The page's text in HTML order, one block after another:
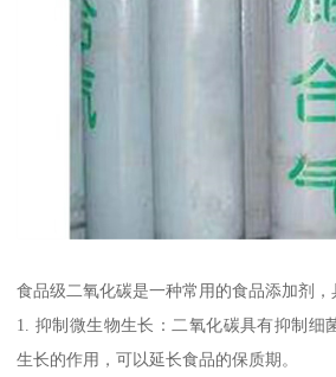
食品级二氧化碳是一种常用的食品添加剂，
1. 抑制微生物生长：二氧化碳具有抑制细
生长的作用，可以延长食品的保质期。